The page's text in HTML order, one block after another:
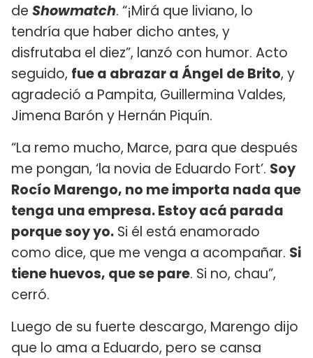
de Showmatch. “¡Mirá que liviano, lo
tendría que haber dicho antes, y
disfrutaba el diez”, lanzó con humor. Acto
seguido, fue a abrazar a Ángel de Brito, y
agradeció a Pampita, Guillermina Valdes,
Jimena Barón y Hernán Piquín.
“La remo mucho, Marce, para que después
me pongan, ‘la novia de Eduardo Fort’. Soy
Rocío Marengo, no me importa nada que
tenga una empresa. Estoy acá parada
porque soy yo. Si él está enamorado
como dice, que me venga a acompañar. Si
tiene huevos, que se pare. Si no, chau”,
cerró.
Luego de su fuerte descargo, Marengo dijo
que lo ama a Eduardo, pero se cansa